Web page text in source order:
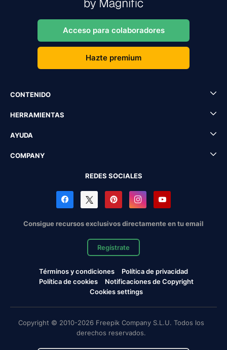
Acceso para colaboradores
Hazte premium
CONTENIDO
HERRAMIENTAS
AYUDA
COMPANY
REDES SOCIALES
Consigue recursos exclusivos directamente en tu email
Regístrate
Términos y condiciones
Política de privacidad
Política de cookies
Notificaciones de Copyright
Cookies settings
Copyright © 2010-2026 Freepik Company S.L.U. Todos los
derechos reservados.